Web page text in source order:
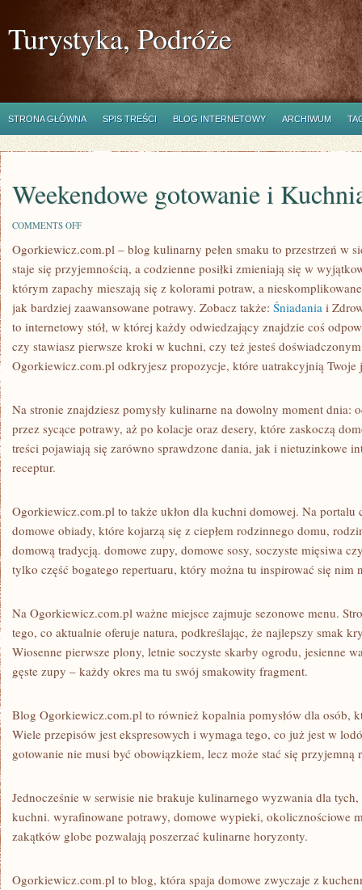
Turystyka, Podróże
STRONA GŁÓWNA SPIS TREŚCI BLOG INTERNETOWY ARCHIWUM
Weekendowe gotowanie i
COMMENTS OFFON
GOTOWANIE
KUCHNIA
RETRO
Ogorkiewicz.com.pl – blog kulinarny pełen smaku to przestrzeń w
staje się przyjemnością, a codzienne posiłki zmieniają się w
którym zapachy mieszają się z kolorami potraw, a
jak bardziej zaawansowane potrawy. Zobacz także: Śniadania i
to internetowy stół, w której każdy odwiedzający znajdzie coś
czy stawiasz pierwsze kroki w kuchni, czy też jesteś
Ogorkiewicz.com.pl odkryjesz propozycje, które uatrakcyjnią Twoje
Na stronie znajdziesz pomysły kulinarne na dowolny moment dnia:
przez sycące potrawy, aż po kolacje oraz desery, które zaskoczą
treści pojawiają się zarówno sprawdzone dania, jak i nietuzinkowe
receptur.
Ogorkiewicz.com.pl to także ukłon dla kuchni domowej. Na portalu
domowe obiady, które kojarzą się z ciepłem rodzinnego domu,
domową tradycją. domowe zupy, domowe sosy, soczyste mięsiwa
tylko część bogatego repertuaru, który można tu inspirować się nim
Na Ogorkiewicz.com.pl ważne miejsce zajmuje sezonowe menu.
tego, co aktualnie oferuje natura, podkreślając, że najlepszy smak
Wiosenne pierwsze plony, letnie soczyste skarby ogrodu, jesienne
gęste zupy – każdy okres ma tu swój smakowity fragment.
Blog Ogorkiewicz.com.pl to również kopalnia pomysłów dla osób,
Wiele przepisów jest ekspresowych i wymaga tego, co już jest w
gotowanie nie musi być obowiązkiem, lecz może stać się przyjemną
Jednocześnie w serwisie nie brakuje kulinarnego wyzwania dla
kuchni. wyrafinowane potrawy, domowe wypieki, okolicznościowe
zakątków globe pozwalają poszerzać kulinarne horyzonty.
Ogorkiewicz.com.pl to blog, która spaja domowe zwyczaje z